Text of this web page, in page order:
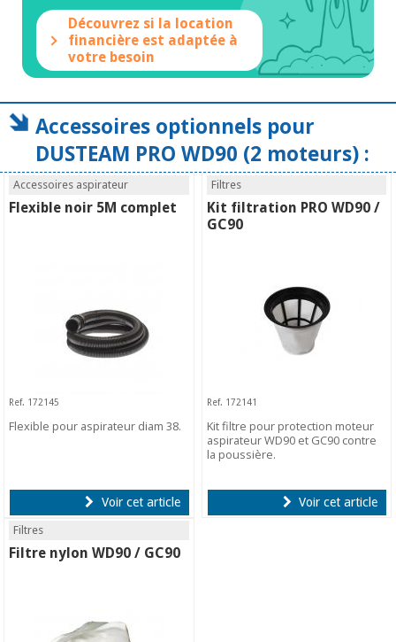
Découvrez si la location
financière est adaptée à
votre besoin
Accessoires optionnels pour
DUSTEAM PRO WD90 (2 moteurs) :
Accessoires aspirateur
Flexible noir 5M complet
Ref. 172145
Flexible pour aspirateur diam 38.
Voir cet article
Filtres
Kit filtration PRO WD90 /
GC90
Ref. 172141
Kit filtre pour protection moteur
aspirateur WD90 et GC90 contre
la poussière.
Voir cet article
Filtres
Filtre nylon WD90 / GC90